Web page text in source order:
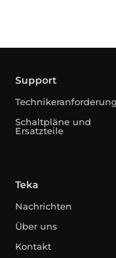
Support
Technikeranforderung
Schaltpläne und
Ersatzteile
Teka
Nachrichten
Über uns
Kontakt